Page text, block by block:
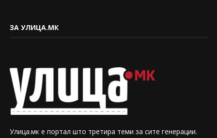
ЗА УЛИЦА.МК
Улица.мк е портал што третира теми за сите генерации.